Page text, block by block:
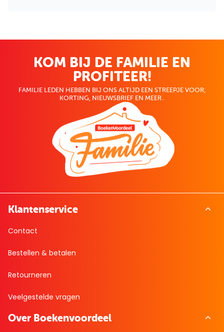
KOM BIJ DE FAMILIE EN
PROFITEER!
FAMILIE LEDEN HEBBEN BIJ ONS ALTIJD EEN STREEPJE VOOR;
KORTING, NIEUWSBRIEF EN MEER..
Klantenservice
Contact
Bestellen & betalen
Retourneren
Veelgestelde vragen
Over Boekenvoordeel